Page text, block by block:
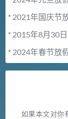
* 2021年国庆节
* 2015年8月30
* 2024年春节放
如果本文对你